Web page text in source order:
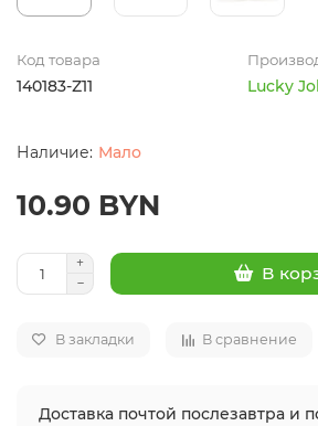
Код товара
140183-Z11 Lucky
Мало
10.90 BYN
В
В закладки В сравнение
Доставка почтой послезавтра и